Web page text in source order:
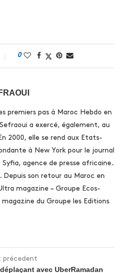
0
premiers pas à Maroc Hebdo en
a exercé, également, au
2000, elle se rend aux Etats-
à New York pour le journal
agence de presse africaine.
Depuis son retour au Maroc en
magazine – Groupe Ecos-
du Groupe les Editions
précedent
avec UberRamadan